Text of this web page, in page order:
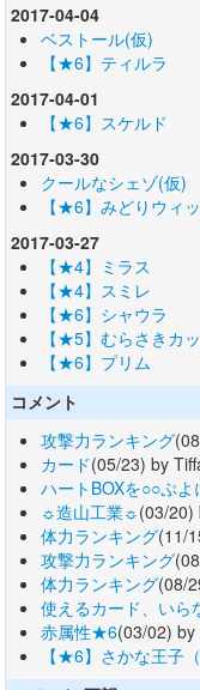
2017-04-04
ベストール(仮)
【★6】ティルラ
2017-04-01
【★6】スケルド
2017-03-30
クールなシェゾ(仮)
【★6】みどりウィ
2017-03-27
【★4】ミラス
【★4】スミレ
【★6】シャウラ
【★5】むらさきカ
【★6】プリム
コメント
攻撃力ランキング
カード(05/23) by
ハートBOXを○○ぷよ
☼造山工業☼(03/20)
体力ランキング(11/
攻撃力ランキング
体力ランキング(08/
使えるカード、いら
赤属性★6(03/02) by
【★6】さかな王子（